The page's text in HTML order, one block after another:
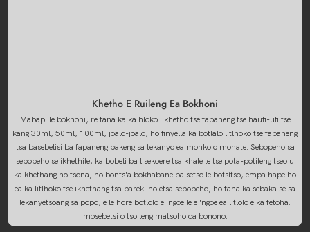
Khetho E Ruileng Ea Bokhoni
Mabapi le bokhoni, re fana ka ka hloko likhetho tse fapaneng tse haufi-ufi tse
kang 30ml, 50ml, 100ml, joalo-joalo, ho finyella ka botlalo litlhoko tse fapaneng
tsa basebelisi ba fapaneng bakeng sa tekanyo ea monko o monate. Sebopeho sa
sebopeho se ikhethile, ka bobeli ba lisekoere tsa khale le tse pota-potileng tseo u
ka khethang ho tsona, ho bonts'a bokhabane ba setso le botsitso, empa hape ho
ea ka litlhoko tse ikhethang tsa bareki ho etsa sebopeho, ho fana ka sebaka se sa
lekanyetsoang sa pōpo, e le hore botlolo e 'ngoe le e 'ngoe ea litlolo e ka fetoha.
mosebetsi o tsoileng matsoho oa bonono.